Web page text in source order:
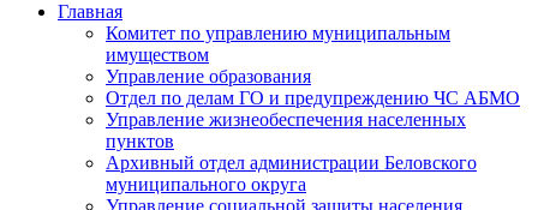
Главная
Комитет по управлению муниципальным
имуществом
Управление образования
Отдел по делам ГО и предупреждению ЧС АБМО
Управление жизнеобеспечения населенных
пунктов
Архивный отдел администрации Беловского
муниципального округа
Управление социальной защиты населения